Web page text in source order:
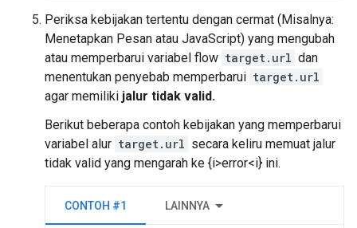
Periksa kebijakan tertentu dengan cermat (Misalnya:
Menetapkan Pesan atau JavaScript) yang mengubah
atau memperbarui variabel flow target.url dan
menentukan penyebab memperbarui target.url
agar memiliki jalur tidak valid.
Berikut beberapa contoh kebijakan yang memperbarui
variabel alur target.url secara keliru memuat jalur
tidak valid yang mengarah ke {i>error<i} ini.
CONTOH #1 LAINNYA